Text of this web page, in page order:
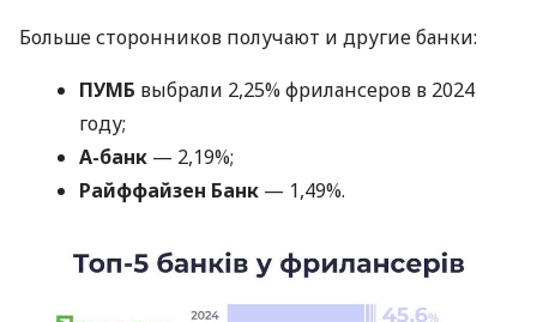
Больше сторонников получают и другие банки:
ПУМБ выбрали 2,25% фрилансеров в 2024
году;
А-банк — 2,19%;
Райффайзен Банк — 1,49%.